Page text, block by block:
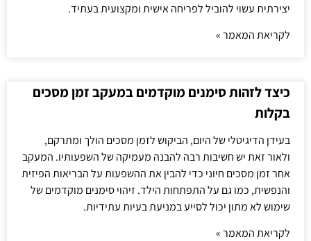
יצירתית עשוי להוביל לפריחה אישית ומקצועית בעתיד.
לקריאת המאמר »
כיצד לזהות סימנים מוקדמים במעקב זמן מסכים
בקלות
בעידן הדיגיטלי של היום, הביקוש לזמן מסכים הולך ומתרקם,
ולאור זאת יש חשיבות רבה להבנה מעמיקה של השפעותיו. המעקב
אחר זמן מסכים חיוני כדי להבין את ההשפעות על הבריאות הפיזית
והנפשית, כמו גם על התפתחות הילד. זיהוי סימנים מוקדמים של
שימוש לא מתון יכול לסייע במניעת בעיות עתידיות.
לקריאת המאמר »